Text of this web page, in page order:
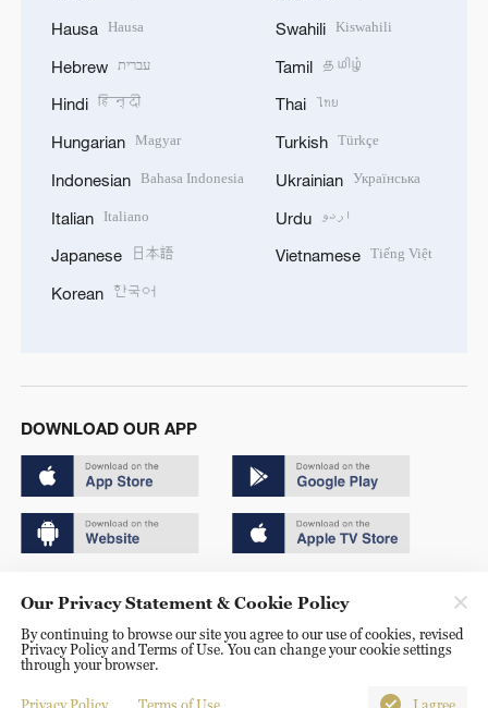
Hausa Hausa
Hebrew עברית
Hindi हिन्दी
Hungarian Magyar
Indonesian Bahasa Indonesia
Italian Italiano
Japanese 日本語
Korean 한국어
Swahili Kiswahili
Tamil தமிழ்
Thai ไทย
Turkish Türkçe
Ukrainian Українська
Urdu اردو
Vietnamese Tiếng Việt
DOWNLOAD OUR APP
京ICP备20000184号
京公网安备 11010502050052号
Disinformation report hotline: 010-85061466
Our Privacy Statement & Cookie Policy
By continuing to browse our site you agree to our use of cookies, revised
Privacy Policy and Terms of Use. You can change your cookie settings
through your browser.
Privacy Policy Terms of Use I agree